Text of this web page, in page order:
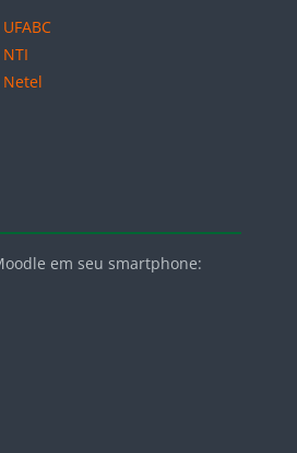
Netel
em seu smartphone: